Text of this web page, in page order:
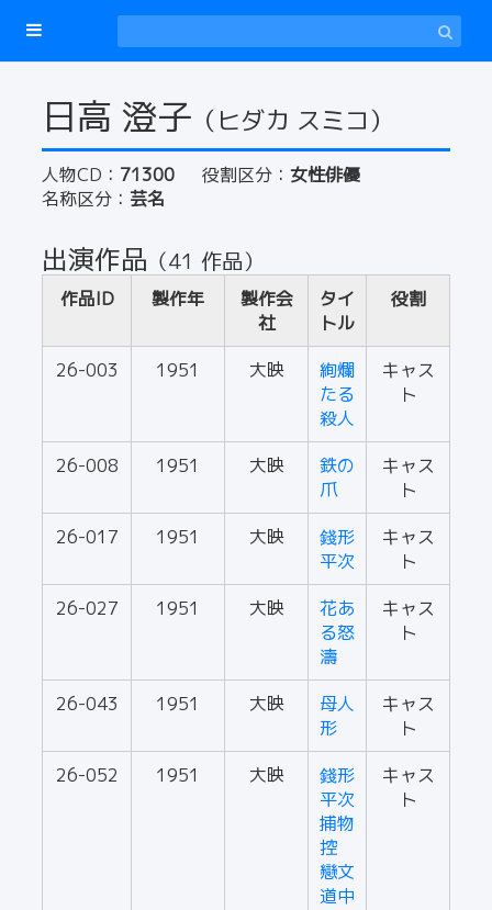
日高 澄子 （ヒダカ スミコ）
人物CD： 71300 役割区分： 女性俳優
名称区分： 芸名
出演作品 （41 作品）
作品ID 製作年
製作会
社
タイ
トル
役割
26-003 1951 大映
絢爛
たる
殺人
キャス
ト
26-008 1951 大映
鉄の
爪
キャス
ト
26-017
1951 大映
錢形
平次
キャス
ト
26-027
1951 大映
花あ
る怒
濤
キャス
ト
26-043 1951 大映
母人
形
キャス
ト
26-052
1951 大映
錢形
平次
捕物
控
戀文
道中
キャス
ト